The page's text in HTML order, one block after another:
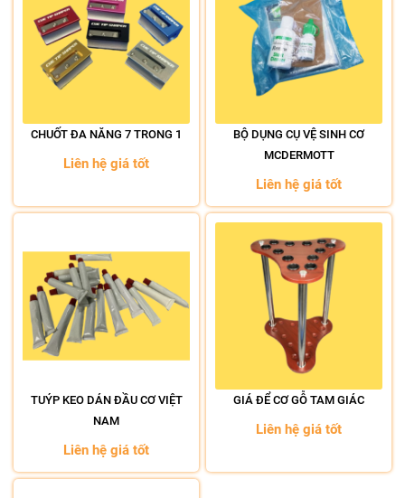
CHUỐT ĐA NĂNG 7 TRONG 1
Liên hệ giá tốt
BỘ DỤNG CỤ VỆ SINH CƠ
MCDERMOTT
Liên hệ giá tốt
TUÝP KEO DÁN ĐẦU CƠ VIỆT
NAM
Liên hệ giá tốt
GIÁ ĐỂ CƠ GỖ TAM GIÁC
Liên hệ giá tốt